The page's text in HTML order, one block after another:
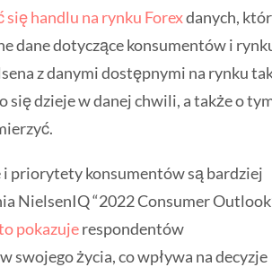
się handlu na rynku Forexdanych,
dane dotyczące konsumentów i
z danymi dostępnymi na rynku
dzieje w danej chwili, a także o
priorytety konsumentów są bardziej
NielsenIQ “2022 Consumer
pokazujerespondentów
swojego życia, co wpływa na decyzje